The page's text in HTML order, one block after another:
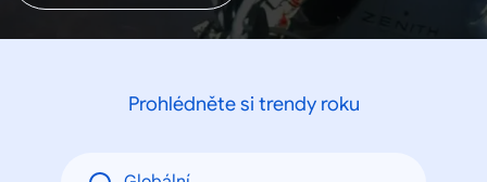
Prohlédněte si trendy roku